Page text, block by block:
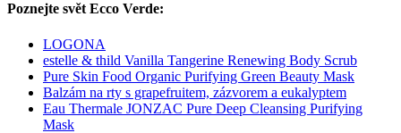
Poznejte svět Ecco Verde:
LOGONA
estelle & thild Vanilla Tangerine Renewing Body Scrub
Pure Skin Food Organic Purifying Green Beauty Mask
Balzám na rty s grapefruitem, zázvorem a eukalyptem
Eau Thermale JONZAC Pure Deep Cleansing Purifying
Mask